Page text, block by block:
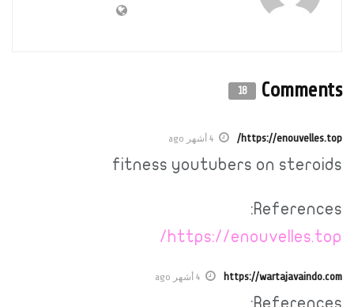
Comments
18
https://enouvelles.top/ 4 أشهر ago
fitness youtubers on steroids
References:
https://enouvelles.top/
https://wartajavaindo.com 4 أشهر ago
References: